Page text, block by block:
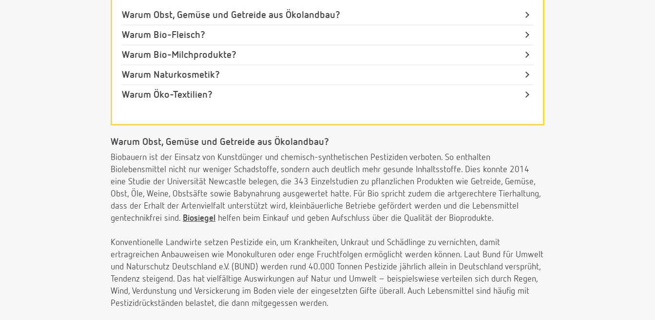
Warum Obst, Gemüse und Getreide aus Ökolandbau?
Warum Bio-Fleisch?
Warum Bio-Milchprodukte?
Warum Naturkosmetik?
Warum Öko-Textilien?
Warum Obst, Gemüse und Getreide aus Ökolandbau?
Biobauern ist der Einsatz von Kunstdünger und chemisch-synthetischen Pestiziden verboten. So enthalten
Biolebensmittel nicht nur weniger Schadstoffe, sondern auch deutlich mehr gesunde Inhaltsstoffe. Dies konnte 2014
eine Studie der Universität Newcastle belegen, die 343 Einzelstudien zu pflanzlichen Produkten wie Getreide, Gemüse,
Obst, Öle, Weine, Obstsäfte sowie Babynahrung ausgewertet hatte. Für Bio spricht zudem die artgerechtere Tierhaltung,
dass der Erhalt der Artenvielfalt unterstützt wird, kleinbäuerliche Betriebe gefördert werden und die Lebensmittel
gentechnikfrei sind. Biosiegel helfen beim Einkauf und geben Aufschluss über die Qualität der Bioprodukte.
Konventionelle Landwirte setzen Pestizide ein, um Krankheiten, Unkraut und Schädlinge zu vernichten, damit
ertragreichen Anbauweisen wie Monokulturen oder enge Fruchtfolgen ermöglicht werden können. Laut Bund für Umwelt
und Naturschutz Deutschland e.V. (BUND) werden rund 40.000 Tonnen Pestizide jährlich allein in Deutschland versprüht,
Tendenz steigend. Das hat vielfältige Auswirkungen auf Natur und Umwelt – beispielswiese verteilen sich durch Regen,
Wind, Verdunstung und Versickerung im Boden viele der eingesetzten Gifte überall. Auch Lebensmittel sind häufig mit
Pestizidrückständen belastet, die dann mitgegessen werden.